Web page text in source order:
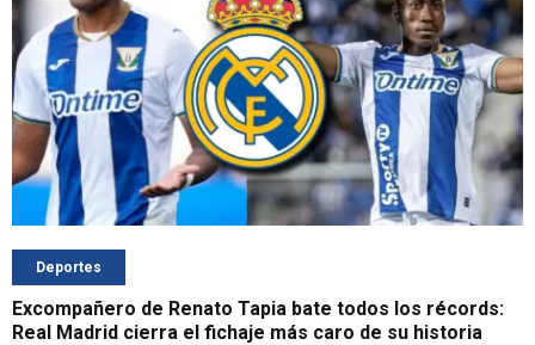
Deportes
Excompañero de Renato Tapia bate todos los récords:
Real Madrid cierra el fichaje más caro de su historia